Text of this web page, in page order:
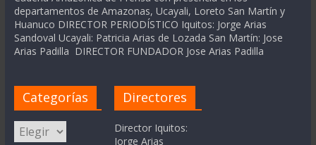
departamentos de Amazonas, Ucayali, Loreto San Martín y
Huanuco DIRECTOR PERIODÍSTICO Iquitos: Jorge Arias
Sandoval Ucayali: Patricia Arias de Lozada San Martín: Jose
Arias Padilla DIRECTOR FUNDADOR Jose Arias Padilla
Categorías
Categorías
Directores
Director Iquitos:
Jorge Arias